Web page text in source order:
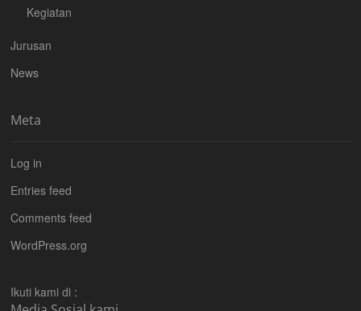
Kegiatan
Jurusan
News
Meta
Log in
Entries feed
Comments feed
WordPress.org
Ikuti kami di :